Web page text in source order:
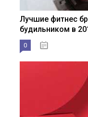
Лучшие фитнес
будильником в
0